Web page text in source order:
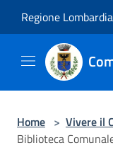
Regione Lombardia
Home > Vivere il
Biblioteca